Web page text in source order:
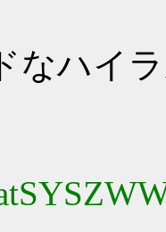
なハイ